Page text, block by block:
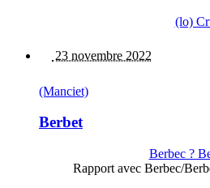
(lo)
23 novembre 2022
(Manciet)
Berbet
Berbec ?
Rapport avec Berbec/